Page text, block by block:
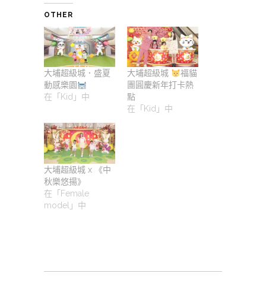
OTHER
大埔超級城．盛夏
動感樂園
在「Kid」中
大埔超級城
福貓
團圓慶新年打卡熱
點
在「Kid」中
大埔超級城 x 《中
秋樂悠揚》
在「Female
model」中